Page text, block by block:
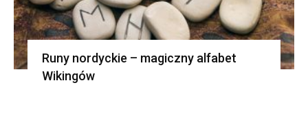
Runy nordyckie – magiczny alfabet
Wikingów